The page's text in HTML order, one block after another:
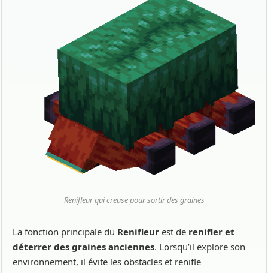
Renifleur qui creuse pour sortir des graines
La fonction principale du Renifleur est de renifler et
déterrer des graines anciennes. Lorsqu’il explore son
environnement, il évite les obstacles et renifle